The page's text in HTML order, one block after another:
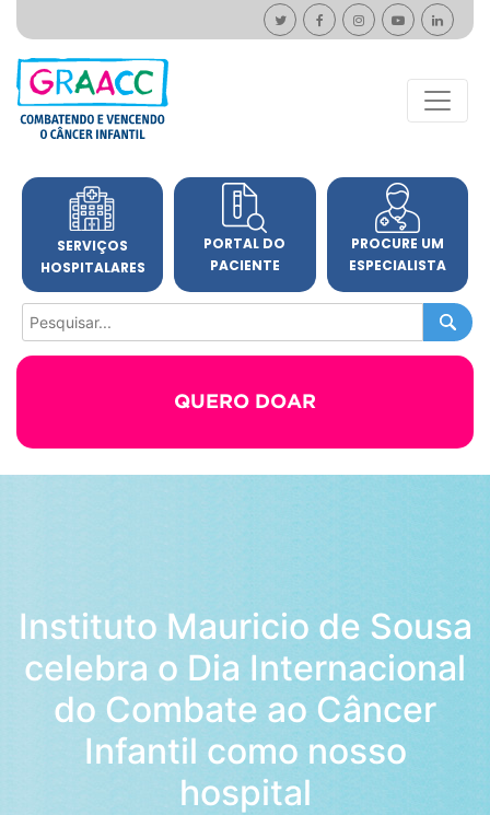
SERVIÇOS
HOSPITALARES
PORTAL DO
PACIENTE
PROCURE UM
ESPECIALISTA
QUERO DOAR
Instituto Mauricio de Sousa
celebra o Dia Internacional
do Combate ao Câncer
Infantil como nosso
hospital